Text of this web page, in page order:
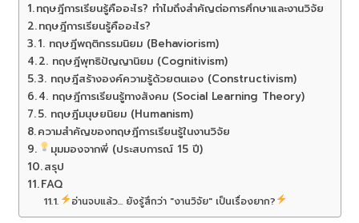
ทฤษฎีการเรียนรู้คืออะไร? ทำไมถึงสำคัญต่อการศึกษาและงานวิจัย
ทฤษฎีการเรียนรู้คืออะไร?
1. ทฤษฎีพฤติกรรมนิยม (Behaviorism)
2. ทฤษฎีพุทธิปัญญานิยม (Cognitivism)
3. ทฤษฎีสร้างองค์ความรู้ด้วยตนเอง (Constructivism)
4. ทฤษฎีการเรียนรู้ทางสังคม (Social Learning Theory)
5. ทฤษฎีมนุษยนิยม (Humanism)
ความสำคัญของทฤษฎีการเรียนรู้ในงานวิจัย
มุมมองจากพี่ (ประสบการณ์ 15 ปี)
สรุป
FAQ
อ่านจบแล้ว... ยังรู้สึกว่า "งานวิจัย" เป็นเรื่องยาก?